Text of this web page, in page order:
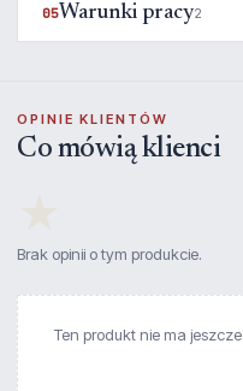
05Warunki pracy2
OPINIE KLIENTÓW
Co mówią klienci
Brak opinii o tym produkcie.
Ten produkt nie ma